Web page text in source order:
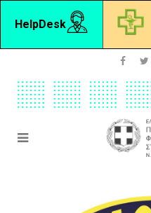
HelpDesk